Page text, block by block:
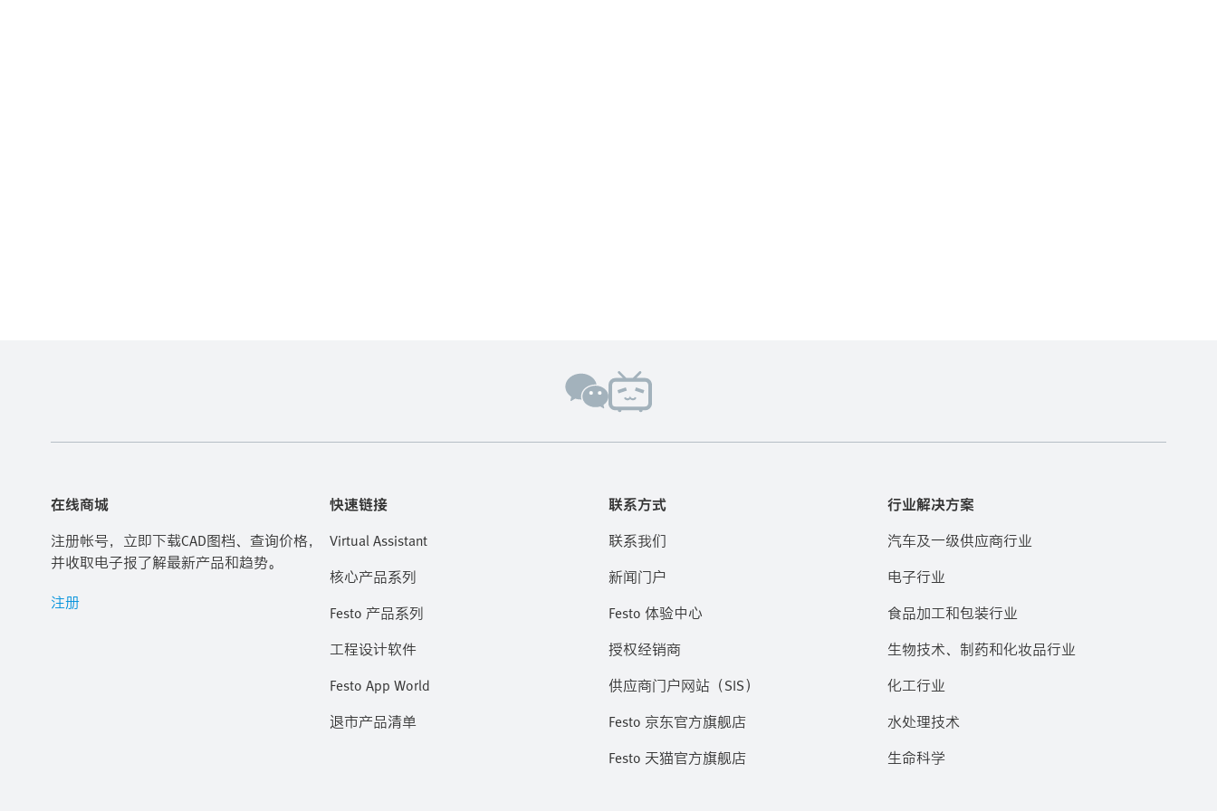
在线商城
注册帐号，立即下载CAD图档、查询价格，
并收取电子报了解最新产品和趋势。
注册
快速链接
Virtual Assistant
核心产品系列
Festo 产品系列
工程设计软件
Festo App World
退市产品清单
联系方式
联系我们
新闻门户
Festo 体验中心
授权经销商
供应商门户网站（SIS）
Festo 京东官方旗舰店
Festo 天猫官方旗舰店
行业解决方案
汽车及一级供应商行业
电子行业
食品加工和包装行业
生物技术、制药和化妆品行业
化工行业
水处理技术
生命科学